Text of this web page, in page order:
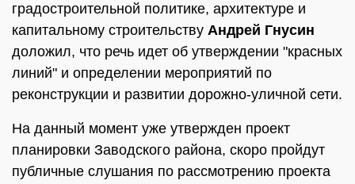
градостроительной политике, архитектуре и
капитальному строительству Андрей Гнусин
доложил, что речь идет об утверждении "красных
линий" и определении мероприятий по
реконструкции и развитии дорожно-уличной сети.
На данный момент уже утвержден проект
планировки Заводского района, скоро пройдут
публичные слушания по рассмотрению проекта